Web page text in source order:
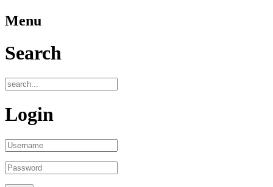
Menu
Search
Login